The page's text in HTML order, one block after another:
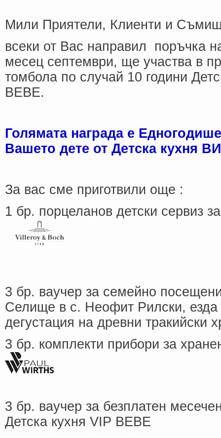
Мили Приятели, Клиенти и
всеки от Вас направил поръчка
месец септември, ще участва в
томбола по случай 10 години
BEBE.
Голямата награда е
Вашето дете от Детска кухня
За вас сме приготвили още :
1 бр. порцеланов детски сервиз
3 бр. ваучер за семейно
Селище в с. Неофит Рилски, езда
дегустация на древни тракийски
3 бр. комплекти прибори за
3 бр. ваучер за безплатен
Детска кухня VIP BEBE